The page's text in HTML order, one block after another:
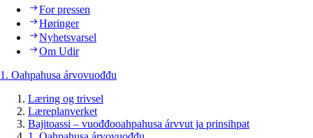
For pressen
Høringer
Nyhetsvarsel
Om Udir
1. Oahpahusa árvovuođđu
Læring og trivsel
Læreplanverket
Bajitoassi – vuođđooahpahusa árvvut ja prinsihpat